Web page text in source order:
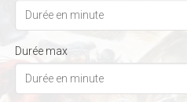
Durée max